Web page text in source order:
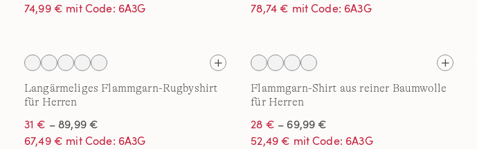
74,99 € mit Code: 6A3G
78,74 € mit Code: 6A3G
Langärmeliges Flammgarn-Rugbyshirt
für Herren
31 € – 89,99 €
67,49 € mit Code: 6A3G
Flammgarn-Shirt aus reiner Baumwolle
für Herren
28 € – 69,99 €
52,49 € mit Code: 6A3G